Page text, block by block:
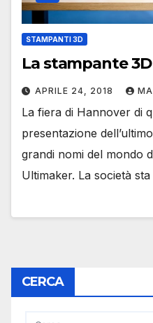
STAMPANTI 3D
La stampante
APRILE 24, 2018
La fiera di Hannover di
presentazione
grandi nomi del mondo
Ultimaker. La società
CERCA